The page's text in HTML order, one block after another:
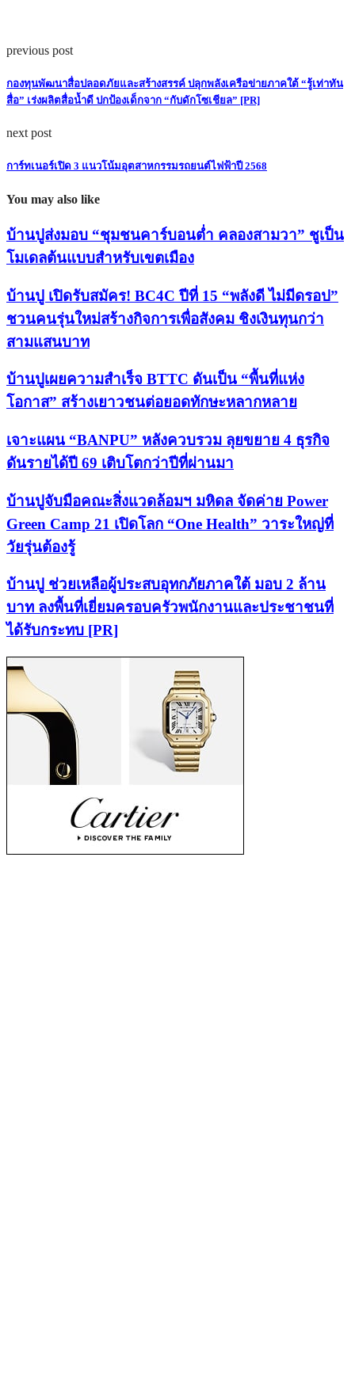
previous post
กองทุนพัฒนาสื่อปลอดภัยและสร้างสรรค์ ปลุกพลังเครือข่ายภาคใต้ “รู้เท่าทัน
สื่อ” เร่งผลิตสื่อน้ำดี ปกป้องเด็กจาก “กับดักโซเชียล” [PR]
next post
การ์ทเนอร์เปิด 3 แนวโน้มอุตสาหกรรมรถยนต์ไฟฟ้าปี 2568
You may also like
บ้านปูส่งมอบ “ชุมชนคาร์บอนต่ำ คลองสามวา” ชูเป็น
โมเดลต้นแบบสำหรับเขตเมือง
บ้านปู เปิดรับสมัคร! BC4C ปีที่ 15 “พลังดี ไม่มีดรอป”
ชวนคนรุ่นใหม่สร้างกิจการเพื่อสังคม ชิงเงินทุนกว่า
สามแสนบาท
บ้านปูเผยความสำเร็จ BTTC ดันเป็น “พื้นที่แห่ง
โอกาส” สร้างเยาวชนต่อยอดทักษะหลากหลาย
เจาะแผน “BANPU” หลังควบรวม ลุยขยาย 4 ธุรกิจ
ดันรายได้ปี 69 เติบโตกว่าปีที่ผ่านมา
บ้านปูจับมือคณะสิ่งแวดล้อมฯ มหิดล จัดค่าย Power
Green Camp 21 เปิดโลก “One Health” วาระใหญ่ที่
วัยรุ่นต้องรู้
บ้านปู ช่วยเหลือผู้ประสบอุทกภัยภาคใต้ มอบ 2 ล้าน
บาท ลงพื้นที่เยี่ยมครอบครัวพนักงานและประชาชนที่
ได้รับกระทบ [PR]